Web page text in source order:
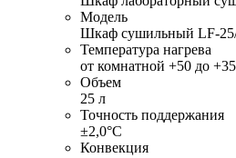
Модель
Шкаф сушильный LF-
Температура нагрева
от комнатной +50 до
Объем
25 л
Точность поддержания
±2,0°С
Конвекция